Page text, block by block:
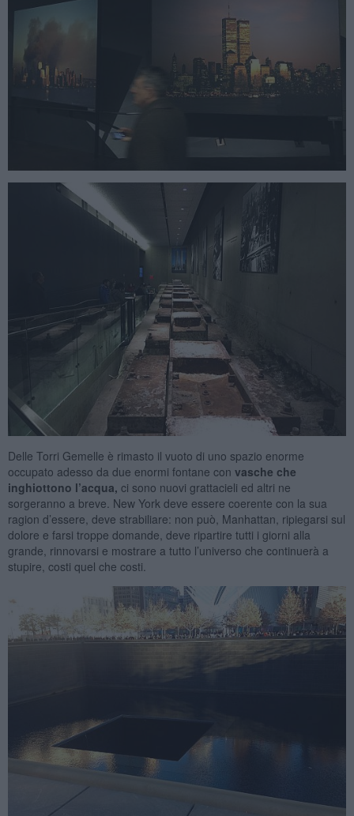
Delle Torri Gemelle è rimasto il vuoto di uno spazio enorme
occupato adesso da due enormi fontane con vasche che
inghiottono l’acqua, ci sono nuovi grattacieli ed altri ne
sorgeranno a breve. New York deve essere coerente con la sua
ragion d’essere, deve strabiliare: non può, Manhattan, ripiegarsi sul
dolore e farsi troppe domande, deve ripartire tutti i giorni alla
grande, rinnovarsi e mostrare a tutto l’universo che continuerà a
stupire, costi quel che costi.